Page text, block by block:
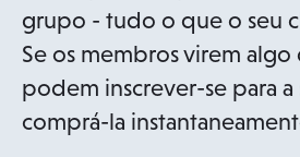
grupo - tudo o que o seu
Se os membros virem
podem inscrever-se para a
comprá-la